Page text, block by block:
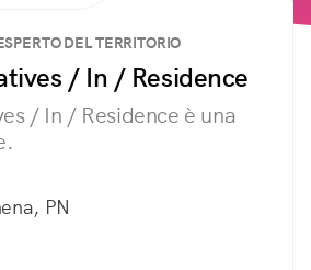
DEL TERRITORIO
/ In / Residence
/ In / Residence è una
PN